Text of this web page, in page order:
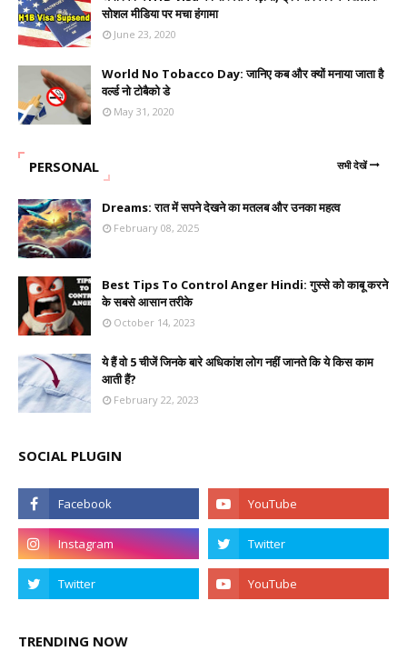
सोशल मीडिया पर मचा हंगामा
June 23, 2020
World No Tobacco Day: जानिए कब और क्यों मनाया जाता है
वर्ल्ड नो टोबैको डे
May 31, 2020
PERSONAL सभी देखें
Dreams: रात में सपने देखने का मतलब और उनका महत्व
February 08, 2025
Best Tips To Control Anger Hindi: गुस्से को काबू करने
के सबसे आसान तरीके
October 14, 2023
ये हैं वो 5 चीजें जिनके बारे अधिकांश लोग नहीं जानते कि ये किस काम
आती हैं?
February 22, 2023
SOCIAL PLUGIN
TRENDING NOW